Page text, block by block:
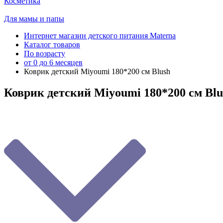
Для мамы и папы
Интернет магазин детского питания Materna
Каталог товаров
По возрасту
от 0 до 6 месяцев
Коврик детский Мiyoumi 180*200 см Blush
Коврик детский Мiyoumi 180*200 см